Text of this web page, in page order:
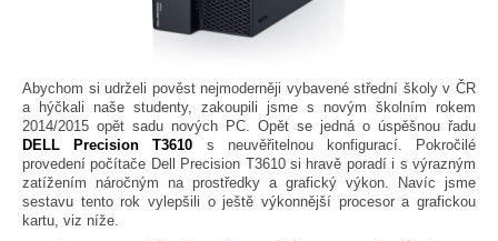
Abychom si udrželi pověst nejmoderněji vybavené střední školy v ČR
a hýčkali naše studenty, zakoupili jsme s novým školním rokem
2014/2015 opět sadu nových PC. Opět se jedná o úspěšnou řadu
DELL Precision T3610 s neuvěřitelnou konfigurací. Pokročilé
provedení počítače Dell Precision T3610 si hravě poradí i s výrazným
zatížením náročným na prostředky a grafický výkon. Navíc jsme
sestavu tento rok vylepšili o ještě výkonnější procesor a grafickou
kartu, viz níže.